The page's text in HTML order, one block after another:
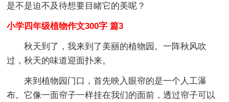
是不是迫不及待想要目睹它的美呢？
小学四年级植物作文300字 篇3
秋天到了，我来到了美丽的植物园。一阵秋风吹
过，秋天的味道迎面扑来。
来到植物园门口，首先映入眼帘的是一个人工瀑
布。它像一面帘子一样挂在我们的面前，透过帘子可以